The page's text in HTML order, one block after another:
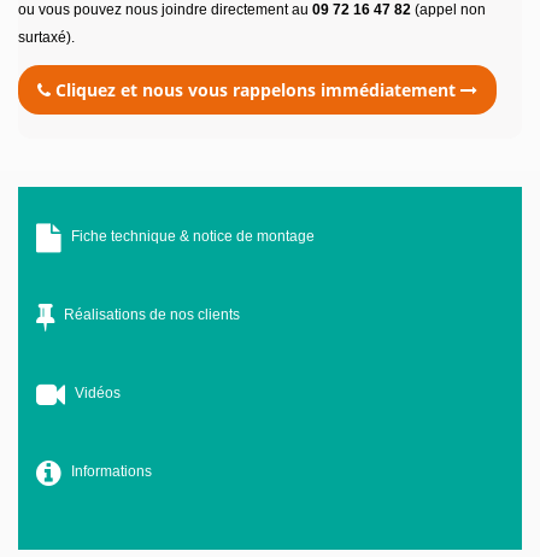
ou vous pouvez nous joindre directement au 09 72 16 47 82 (appel non
surtaxé).
Cliquez et nous vous rappelons immédiatement
Fiche technique & notice de montage
Réalisations de nos clients
Vidéos
Informations